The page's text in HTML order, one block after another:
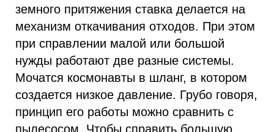
земного притяжения ставка делается на
механизм откачивания отходов. При этом
при справлении малой или большой
нужды работают две разные системы.
Мочатся космонавты в шланг, в котором
создается низкое давление. Грубо говоря,
принцип его работы можно сравнить с
пылесосом. Чтобы справить большую